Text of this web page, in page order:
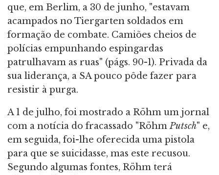
que, em Berlim, a 30 de junho, "estavam
acampados no Tiergarten soldados em
formação de combate. Camiões cheios de
polícias empunhando espingardas
patrulhavam as ruas" (págs. 90-1). Privada da
sua liderança, a SA pouco pôde fazer para
resistir à purga.
A 1 de julho, foi mostrado a Röhm um jornal
com a notícia do fracassado "RöhmPutsch" e,
em seguida, foi-lhe oferecida uma pistola
para que se suicidasse, mas este recusou.
Segundo algumas fontes, Röhm terá